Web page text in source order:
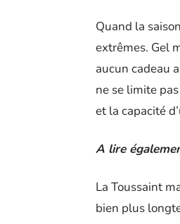
Quand la
extrêmes. Gel
aucun cadeau
ne se limite
et la capacité
A lire
La Toussaint
bien plus